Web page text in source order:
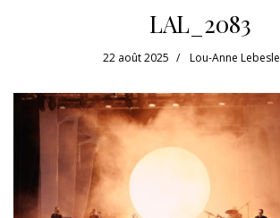
LAL_2083
22 août 2025 Lou-Anne Lebesle